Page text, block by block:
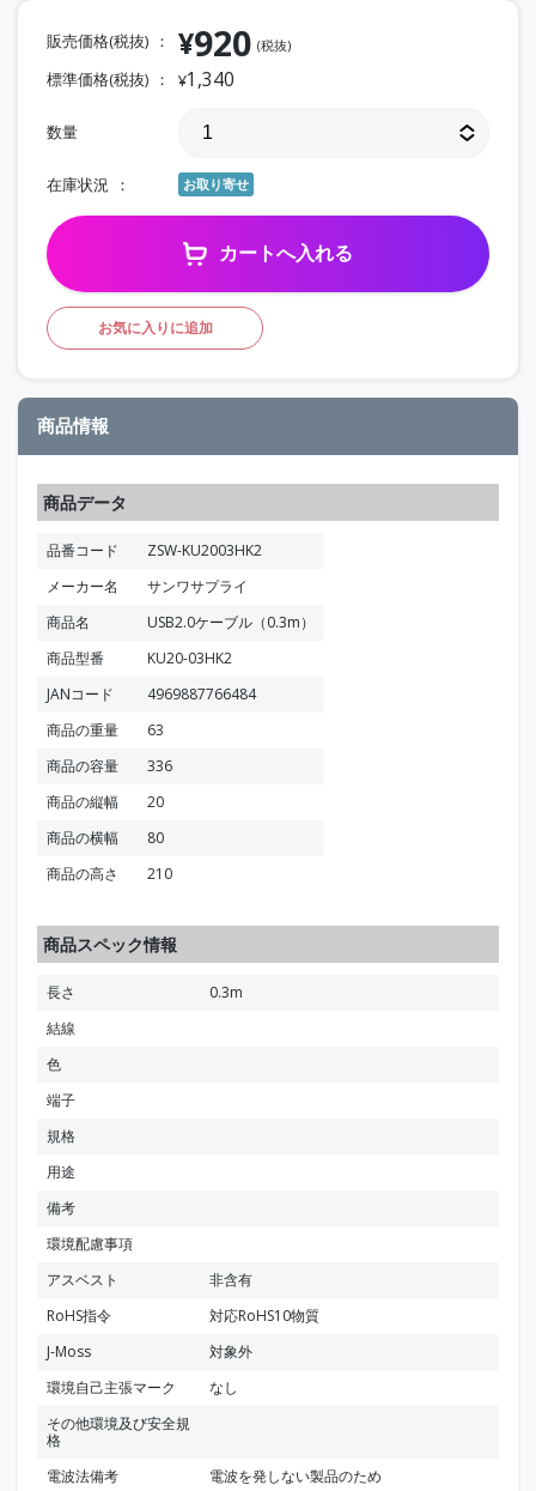
販売価格(税抜) ¥920 (税抜)
標準価格(税抜) ¥1,340
数量
在庫状況 お取り寄せ
カートへ入れる
お気に入りに追加
商品情報
商品データ
品番コード
ZSW-KU2003HK2
メーカー名
サンワサプライ
商品名
USB2.0ケーブル（0.3m）
商品型番
KU20-03HK2
JANコード
4969887766484
商品の重量
63
商品の容量
336
商品の縦幅
20
商品の横幅
80
商品の高さ
210
商品スペック情報
長さ
0.3m
結線
色
端子
規格
用途
備考
環境配慮事項
アスベスト
非含有
RoHS指令
対応RoHS10物質
J-Moss
対象外
環境自己主張マーク
なし
その他環境及び安全規
格
電波法備考
電波を発しない製品のため